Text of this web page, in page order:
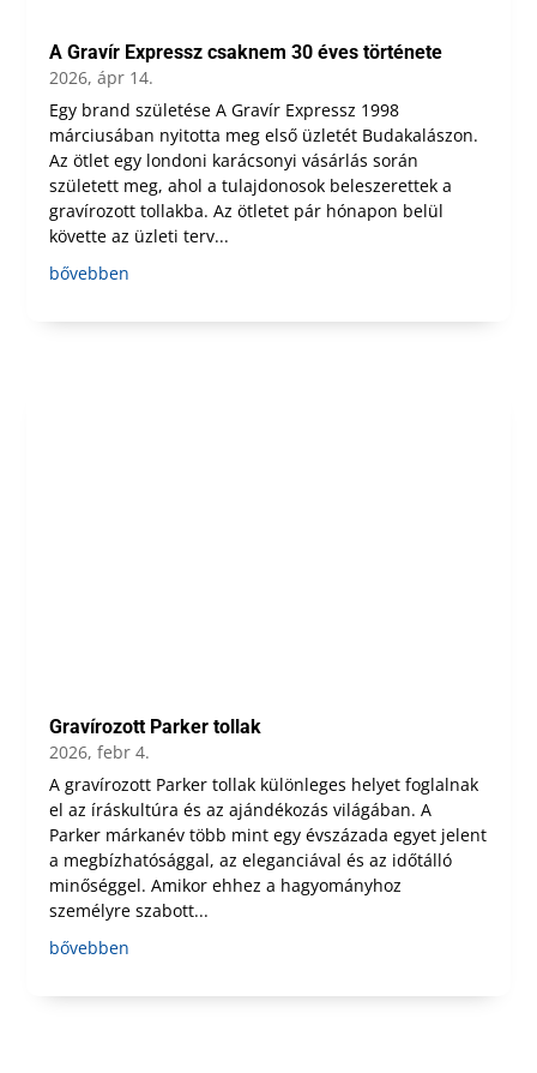
A Gravír Expressz csaknem 30 éves története
2026, ápr 14.
Egy brand születése A Gravír Expressz 1998
márciusában nyitotta meg első üzletét Budakalászon.
Az ötlet egy londoni karácsonyi vásárlás során
született meg, ahol a tulajdonosok beleszerettek a
gravírozott tollakba. Az ötletet pár hónapon belül
követte az üzleti terv...
bővebben
Gravírozott Parker tollak
2026, febr 4.
A gravírozott Parker tollak különleges helyet foglalnak
el az íráskultúra és az ajándékozás világában. A
Parker márkanév több mint egy évszázada egyet jelent
a megbízhatósággal, az eleganciával és az időtálló
minőséggel. Amikor ehhez a hagyományhoz
személyre szabott...
bővebben